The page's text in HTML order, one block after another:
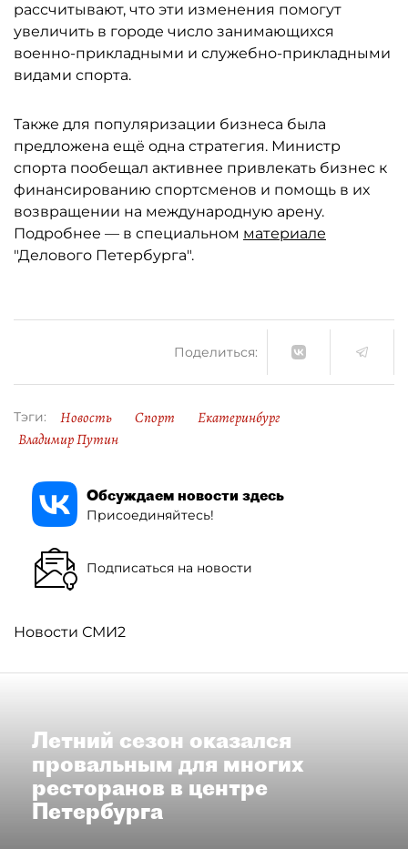
рассчитывают, что эти изменения помогут
увеличить в городе число занимающихся
военно-прикладными и служебно-прикладными
видами спорта.
Также для популяризации бизнеса была
предложена ещё одна стратегия. Министр
спорта пообещал активнее привлекать бизнес к
финансированию спортсменов и помощь в их
возвращении на международную арену.
Подробнее — в специальном материале
"Делового Петербурга".
Поделиться:
Тэги: Новость Спорт
Екатеринбург
Владимир Путин
Обсуждаем новости здесь
Присоединяйтесь!
Подписаться на новости
Новости СМИ2
Летний сезон оказался
провальным для многих
ресторанов в центре
Петербурга